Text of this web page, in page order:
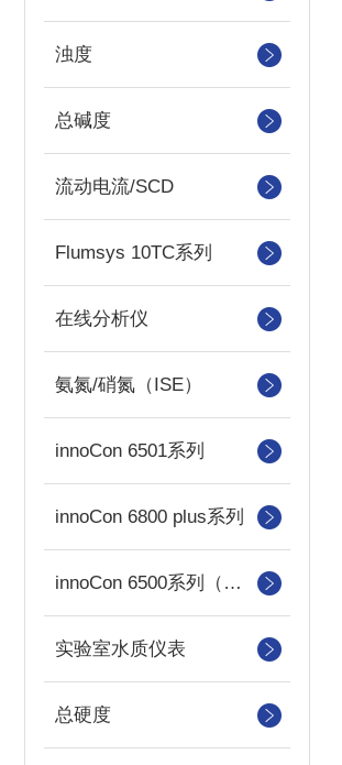
浊度
总碱度
流动电流/SCD
Flumsys 10TC系列
在线分析仪
氨氮/硝氮（ISE）
innoCon 6501系列
innoCon 6800 plus系列
innoCon 6500系列（已停产）
实验室水质仪表
总硬度